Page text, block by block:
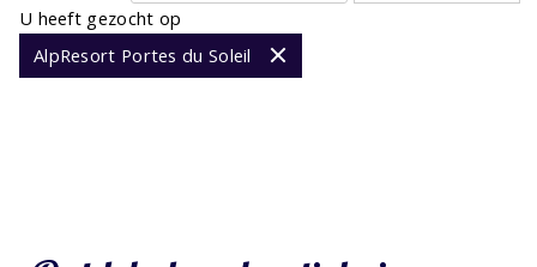
U heeft gezocht op
AlpResort Portes du Soleil